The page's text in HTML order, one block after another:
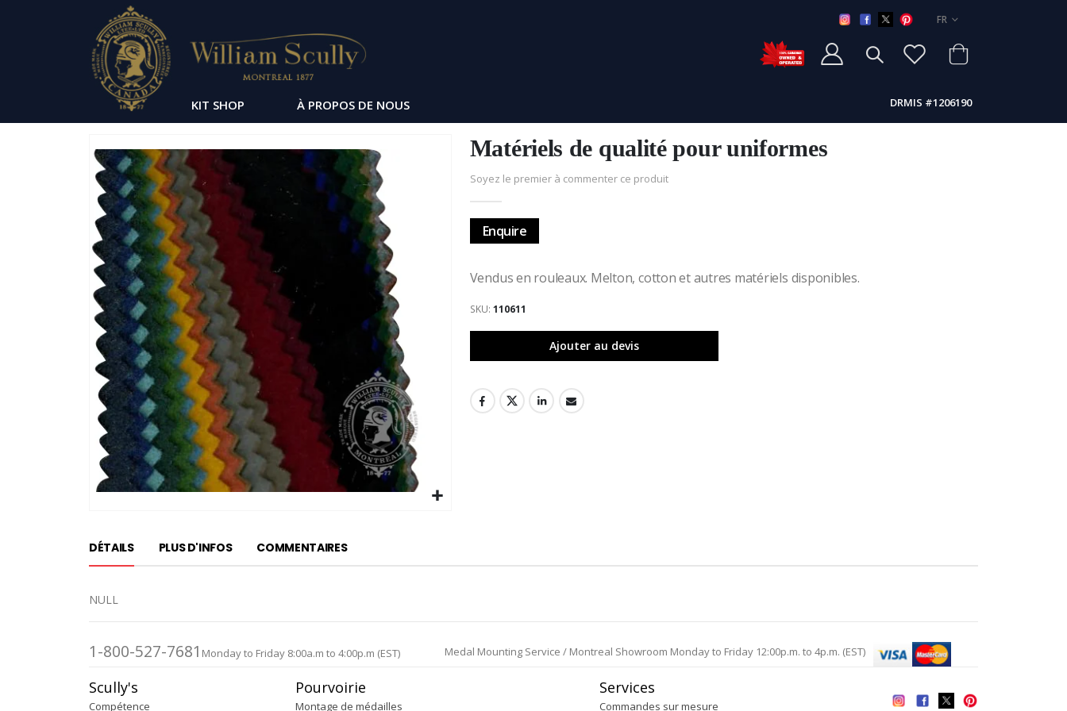
LANGUE
FR
KIT SHOP À PROPOS DE NOUS DRMIS #1206190
la
fin
de
galerie
d’images
début
de
Galerie
Matériels de qualité pour uniformes
Soyez le premier à commenter ce produit
Enquire
Vendus en rouleaux. Melton, cotton et autres matériels disponibles.
SKU 110611
Ajouter au devis
DÉTAILS
NULL
PLUS D'INFOS COMMENTAIRES
1-800-527-7681 Monday to Friday 8:00a.m to 4:00p.m (EST) Medal Mounting Service / Montreal Showroom Monday to Friday 12:00p.m. to 4p.m. (EST)
Scully's
Compétence
Pourvoirie
Montage de médailles
Services
Commandes sur mesure